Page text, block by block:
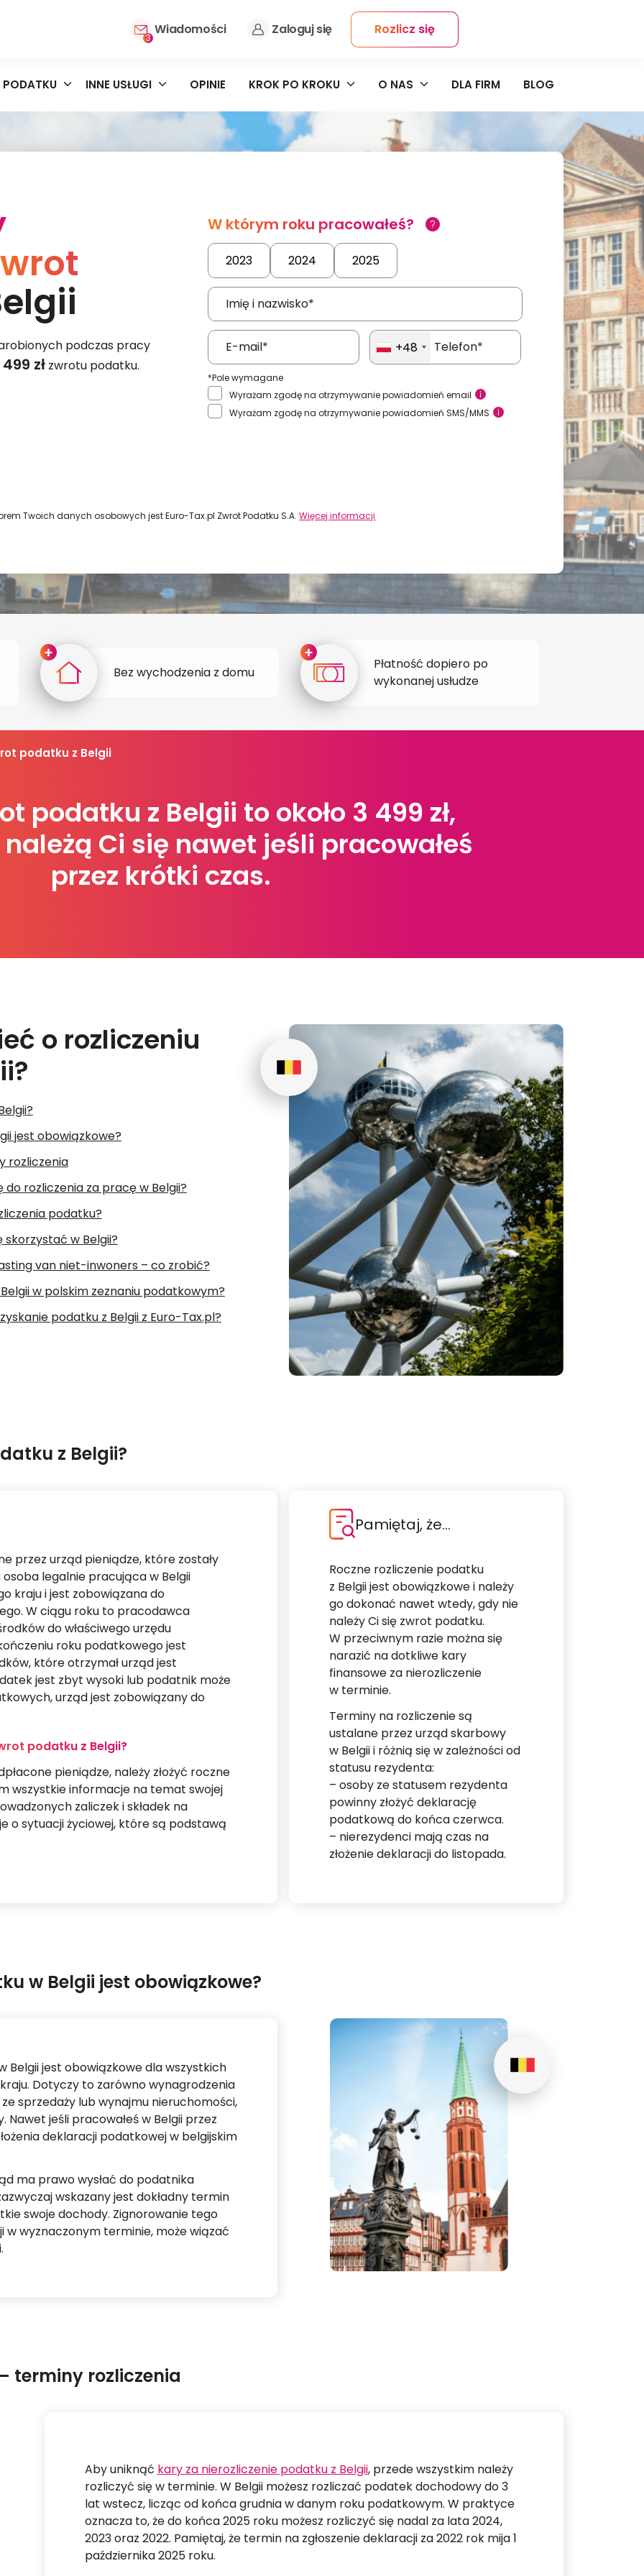
3
Wiadomości Zaloguj się Rozlicz się
INNE USŁUGI OPINIE KROK PO KROKU O NAS DLA FIRM BLOG
podczas pracy
złzwrotu podatku.
W którym roku pracowałeś?
2023 2024 2025
+48
*Pole wymagane
Wyrażam zgodę na otrzymywanie powiadomień email
Wyrażam zgodę na otrzymywanie powiadomień SMS/MMS
Twoich danych osobowych jest Euro-Tax.pl Zwrot Podatku S.A.Więcej informacji
Bez wychodzenia z domu
Płatność dopiero po
wykonanej usłudze
podatku z Belgii
podatku z Belgii to około 3 499 zł,
Ci się nawet jeśli pracowałeś
przez krótki czas.
o rozliczeniu
jest obowiązkowe?
rozliczenia
rozliczenia za pracę w Belgii?
podatku?
w Belgii?
van niet-inwoners – co zrobić?
w polskim zeznaniu podatkowym?
podatku z Belgii z Euro-Tax.pl?
z Belgii?
przez urząd pieniądze, które zostały
legalnie pracująca w Belgii
kraju i jest zobowiązana do
W ciągu roku to pracodawca
do właściwego urzędu
roku podatkowego jest
które otrzymał urząd jest
jest zbyt wysoki lub podatnik może
urząd jest zobowiązany do
podatku z Belgii?
pieniądze, należy złożyć roczne
wszystkie informacje na temat swojej
zaliczek i składek na
o sytuacji życiowej, które są podstawą
Pamiętaj, że…
Roczne rozliczenie podatku
z Belgii jest obowiązkowe i należy
go dokonać nawet wtedy, gdy nie
należy Ci się zwrot podatku.
W przeciwnym razie można się
narazić na dotkliwe kary
finansowe za nierozliczenie
w terminie.
Terminy na rozliczenie są
ustalane przez urząd skarbowy
w Belgii i różnią się w zależności od
statusu rezydenta:
– osoby ze statusem rezydenta
powinny złożyć deklarację
podatkową do końca czerwca.
– nierezydenci mają czas na
złożenie deklaracji do listopada.
w Belgii jest obowiązkowe?
Belgii jest obowiązkowe dla wszystkich
Dotyczy to zarówno wynagrodzenia
sprzedaży lub wynajmu nieruchomości,
jeśli pracowałeś w Belgii przez
deklaracji podatkowej w belgijskim
ma prawo wysłać do podatnika
wskazany jest dokładny termin
swoje dochody. Zignorowanie tego
wyznaczonym terminie, może wiązać
terminy rozliczenia
Aby uniknąć kary za nierozliczenie podatku z Belgii, przede wszystkim należy
rozliczyć się w terminie. W Belgii możesz rozliczać podatek dochodowy do 3
lat wstecz, licząc od końca grudnia w danym roku podatkowym. W praktyce
oznacza to, że do końca 2025 roku możesz rozliczyć się nadal za lata 2024,
2023 oraz 2022. Pamiętaj, że termin na zgłoszenie deklaracji za 2022 rok mija 1
października 2025 roku.